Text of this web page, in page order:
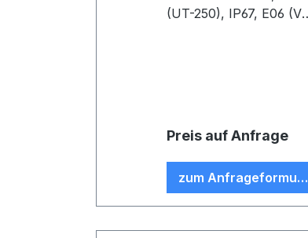
(UT-250), IP67, E06 (VE
Preis auf Anfrage
zum Anfrageformular